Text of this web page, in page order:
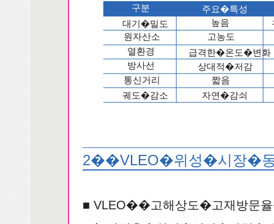
구분
주요�특성
대기�밀도
높음
원자산소
고농도
열환경
급격한�온도�변화
방사선
상대적�저감
통신거리
짧음
궤도�감소
자연�감쇠
2��VLEO�위성�시장�
■ VLEO��고해상도�고재방문